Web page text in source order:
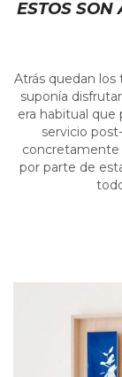
ESTOS SON
Atrás quedan
suponía
era habitual
servicio
concretamente
por parte de